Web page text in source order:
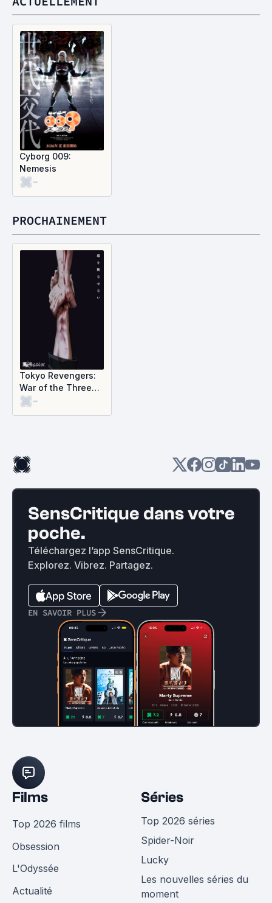
Cyborg 009:
Nemesis
-
PROCHAINEMENT
Tokyo Revengers:
War of the Three
Titans
-
SensCritique dans votre
poche.
Téléchargez l’app SensCritique.
Explorez. Vibrez. Partagez.
EN SAVOIR PLUS
Films
Top 2026 films
Obsession
L'Odyssée
Actualité
Séries
Top 2026 séries
Spider-Noir
Lucky
Les nouvelles séries du
moment